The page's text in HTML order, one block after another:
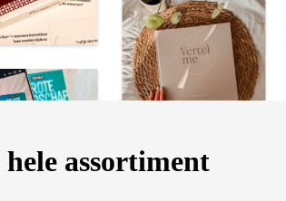
hele assortiment